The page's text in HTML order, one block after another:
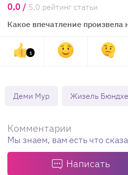
0,0 / 5,0 рейтинг статьи
Какое впечатление произвела
1
Деми Мур Жизель
Комментарии
Мы знаем, вам есть что
Написать